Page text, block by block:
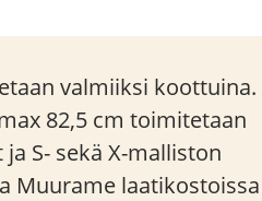
valmiiksi koottuina.
82,5 cm toimitetaan
S- sekä X-malliston
Muurame laatikostoissa